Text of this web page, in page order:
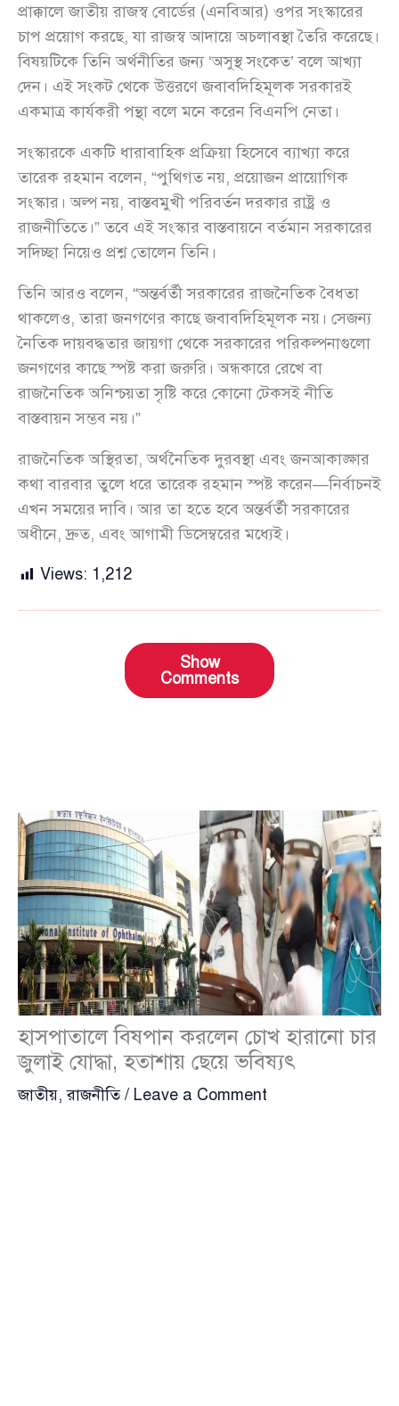
প্রাক্কালে জাতীয় রাজস্ব বোর্ডের (এনবিআর) ওপর সংস্কারের
চাপ প্রয়োগ করছে, যা রাজস্ব আদায়ে অচলাবস্থা তৈরি করেছে।
বিষয়টিকে তিনি অর্থনীতির জন্য ‘অসুস্থ সংকেত’ বলে আখ্যা
দেন। এই সংকট থেকে উত্তরণে জবাবদিহিমূলক সরকারই
একমাত্র কার্যকরী পন্থা বলে মনে করেন বিএনপি নেতা।
সংস্কারকে একটি ধারাবাহিক প্রক্রিয়া হিসেবে ব্যাখ্যা করে
তারেক রহমান বলেন, “পুথিগত নয়, প্রয়োজন প্রায়োগিক
সংস্কার। অল্প নয়, বাস্তবমুখী পরিবর্তন দরকার রাষ্ট্র ও
রাজনীতিতে।” তবে এই সংস্কার বাস্তবায়নে বর্তমান সরকারের
সদিচ্ছা নিয়েও প্রশ্ন তোলেন তিনি।
তিনি আরও বলেন, “অন্তর্বর্তী সরকারের রাজনৈতিক বৈধতা
থাকলেও, তারা জনগণের কাছে জবাবদিহিমূলক নয়। সেজন্য
নৈতিক দায়বদ্ধতার জায়গা থেকে সরকারের পরিকল্পনাগুলো
জনগণের কাছে স্পষ্ট করা জরুরি। অন্ধকারে রেখে বা
রাজনৈতিক অনিশ্চয়তা সৃষ্টি করে কোনো টেকসই নীতি
বাস্তবায়ন সম্ভব নয়।”
রাজনৈতিক অস্থিরতা, অর্থনৈতিক দুরবস্থা এবং জনআকাঙ্ক্ষার
কথা বারবার তুলে ধরে তারেক রহমান স্পষ্ট করেন—নির্বাচনই
এখন সময়ের দাবি। আর তা হতে হবে অন্তর্বর্তী সরকারের
অধীনে, দ্রুত, এবং আগামী ডিসেম্বরের মধ্যেই।
Views: 1,212
Show
Comments
হাসপাতালে বিষপান করলেন চোখ হারানো চার
জুলাই যোদ্ধা, হতাশায় ছেয়ে ভবিষ্যৎ
জাতীয়,রাজনীতি/ Leave a Comment